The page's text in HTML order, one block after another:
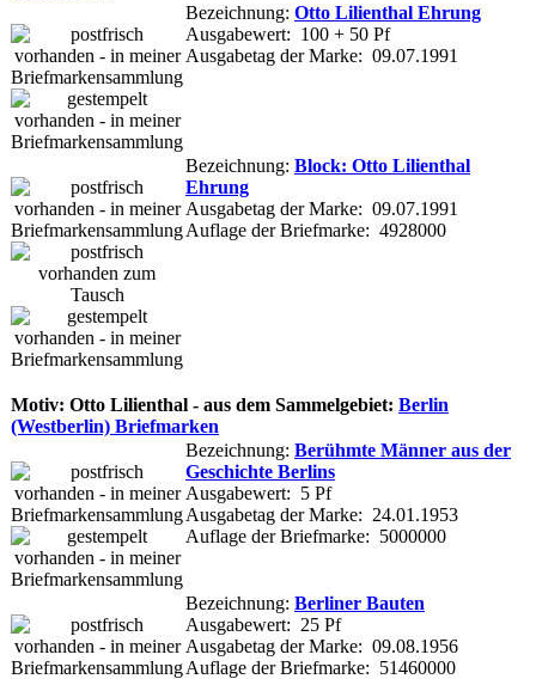
Bezeichnung: Otto Lilienthal Ehrung
Ausgabewert: 100 + 50 Pf
Ausgabetag der Marke: 09.07.1991
Bezeichnung: Block: Otto Lilienthal
Ehrung
Ausgabetag der Marke: 09.07.1991
Auflage der Briefmarke: 4928000
Motiv: Otto Lilienthal - aus dem Sammelgebiet: Berlin
(Westberlin) Briefmarken
Bezeichnung: Berühmte Männer aus der
Geschichte Berlins
Ausgabewert: 5 Pf
Ausgabetag der Marke: 24.01.1953
Auflage der Briefmarke: 5000000
Bezeichnung: Berliner Bauten
Ausgabewert: 25 Pf
Ausgabetag der Marke: 09.08.1956
Auflage der Briefmarke: 51460000